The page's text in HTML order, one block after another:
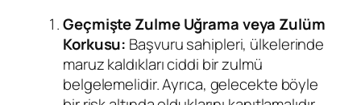
Geçmişte Zulme Uğrama veya Zulüm
Korkusu: Başvuru sahipleri, ülkelerinde
maruz kaldıkları ciddi bir zulmü
belgelemelidir. Ayrıca, gelecekte böyle